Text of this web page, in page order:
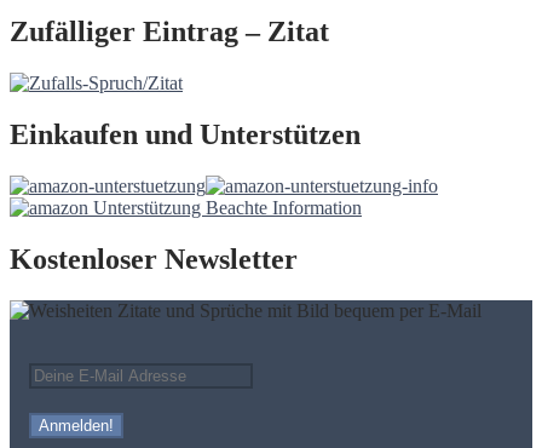
Zufälliger Eintrag – Zitat
Einkaufen und Unterstützen
Kostenloser Newsletter